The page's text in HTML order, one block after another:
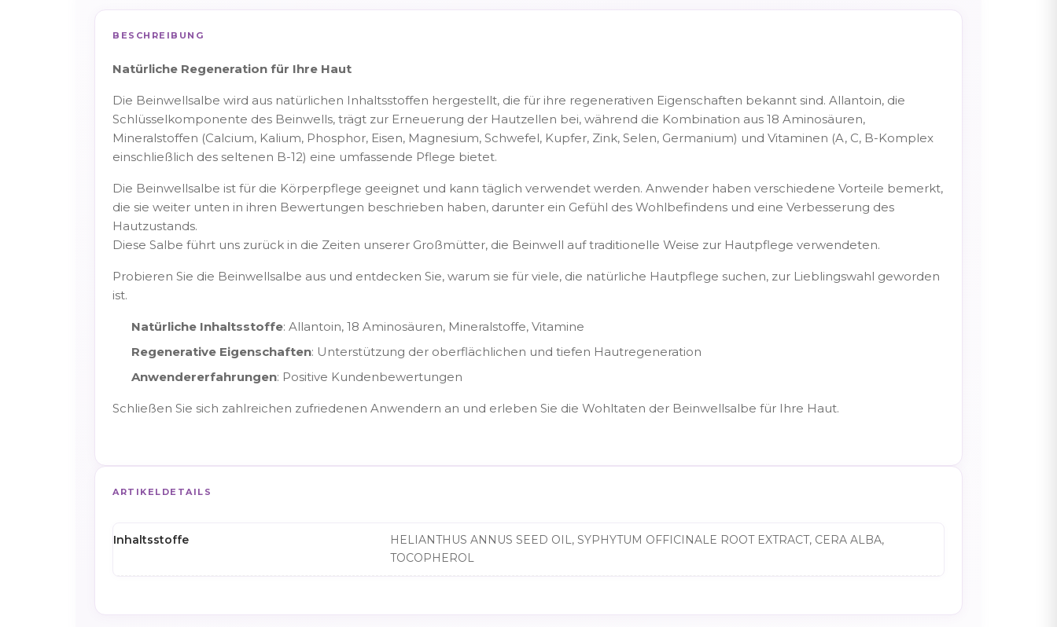
BESCHREIBUNG
Natürliche Regeneration für Ihre Haut
Die Beinwellsalbe wird aus natürlichen Inhaltsstoffen hergestellt, die für ihre regenerativen Eigenschaften bekannt sind. Allantoin, die
Schlüsselkomponente des Beinwells, trägt zur Erneuerung der Hautzellen bei, während die Kombination aus 18 Aminosäuren,
Mineralstoffen (Calcium, Kalium, Phosphor, Eisen, Magnesium, Schwefel, Kupfer, Zink, Selen, Germanium) und Vitaminen (A, C, B-Komplex
einschließlich des seltenen B-12) eine umfassende Pflege bietet.
Die Beinwellsalbe ist für die Körperpflege geeignet und kann täglich verwendet werden. Anwender haben verschiedene Vorteile bemerkt,
die sie weiter unten in ihren Bewertungen beschrieben haben, darunter ein Gefühl des Wohlbefindens und eine Verbesserung des
Hautzustands.
Diese Salbe führt uns zurück in die Zeiten unserer Großmütter, die Beinwell auf traditionelle Weise zur Hautpflege verwendeten.
Probieren Sie die Beinwellsalbe aus und entdecken Sie, warum sie für viele, die natürliche Hautpflege suchen, zur Lieblingswahl geworden
ist.
Natürliche Inhaltsstoffe: Allantoin, 18 Aminosäuren, Mineralstoffe, Vitamine
Regenerative Eigenschaften: Unterstützung der oberflächlichen und tiefen Hautregeneration
Anwendererfahrungen: Positive Kundenbewertungen
Schließen Sie sich zahlreichen zufriedenen Anwendern an und erleben Sie die Wohltaten der Beinwellsalbe für Ihre Haut.
ARTIKELDETAILS
Inhaltsstoffe
HELIANTHUS ANNUS SEED OIL, SYPHYTUM OFFICINALE ROOT EXTRACT, CERA ALBA,
TOCOPHEROL